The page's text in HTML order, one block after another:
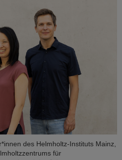
des Helmholtz-Instituts Mainz,
für